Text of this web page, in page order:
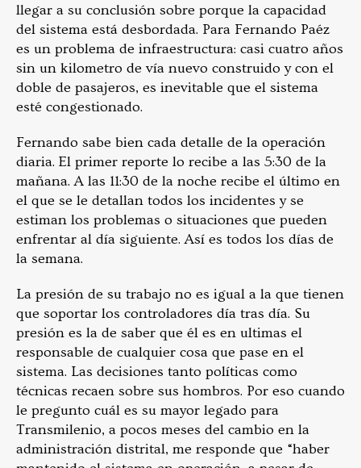
llegar a su conclusión sobre porque la capacidad
del sistema está desbordada. Para Fernando Paéz
es un problema de infraestructura: casi cuatro años
sin un kilometro de vía nuevo construido y con el
doble de pasajeros, es inevitable que el sistema
esté congestionado.
Fernando sabe bien cada detalle de la operación
diaria. El primer reporte lo recibe a las 5:30 de la
mañana. A las 11:30 de la noche recibe el último en
el que se le detallan todos los incidentes y se
estiman los problemas o situaciones que pueden
enfrentar al día siguiente. Así es todos los días de
la semana.
La presión de su trabajo no es igual a la que tienen
que soportar los controladores día tras día. Su
presión es la de saber que él es en ultimas el
responsable de cualquier cosa que pase en el
sistema. Las decisiones tanto políticas como
técnicas recaen sobre sus hombros. Por eso cuando
le pregunto cuál es su mayor legado para
Transmilenio, a pocos meses del cambio en la
administración distrital, me responde que “haber